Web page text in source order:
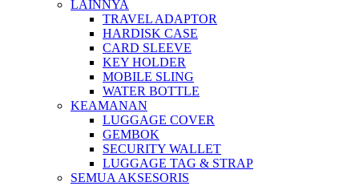
LAINNYA
TRAVEL ADAPTOR
HARDISK CASE
CARD SLEEVE
KEY HOLDER
MOBILE SLING
WATER BOTTLE
KEAMANAN
LUGGAGE COVER
GEMBOK
SECURITY WALLET
LUGGAGE TAG & STRAP
SEMUA AKSESORIS